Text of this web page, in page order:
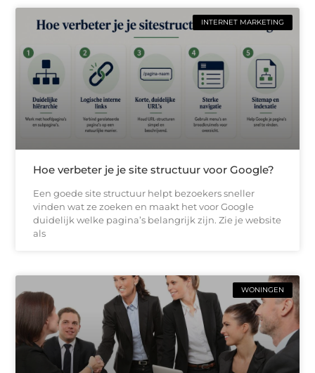
INTERNET MARKETING
Hoe verbeter je je site structuur voor Google?
Een goede site structuur helpt bezoekers sneller
vinden wat ze zoeken en maakt het voor Google
duidelijk welke pagina’s belangrijk zijn. Zie je website
als
WONINGEN